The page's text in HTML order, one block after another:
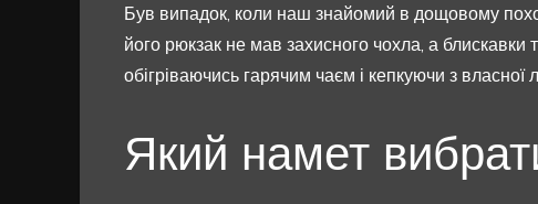
Був випадок, коли наш знайомий в дощовому
його рюкзак не мав захисного чохла, а блискавки
обігріваючись гарячим чаєм і кепкуючи з власної
Який намет